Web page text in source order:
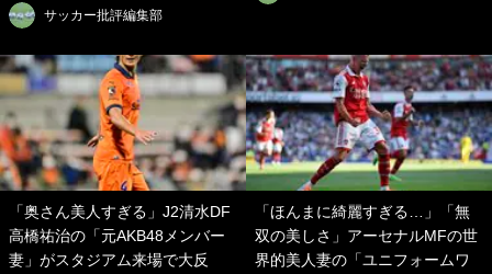
サッカー批評編集部
「奥さん美人すぎる」J2清水DF
高橋祐治の「元AKB48メンバー
妻」がスタジアム来場で大反
「ほんまに綺麗すぎる…」「無
双の美しさ」アーセナルMFの世
界的美人妻の「ユニフォームワ